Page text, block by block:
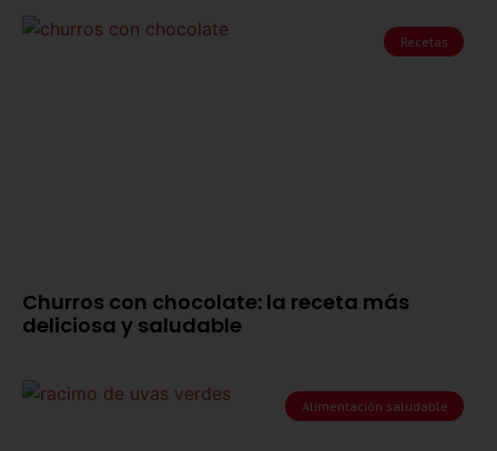
Recetas
Churros con chocolate: la receta más
deliciosa y saludable
Alimentación saludable